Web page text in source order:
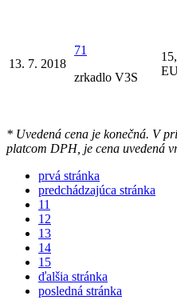
13. 7. 2018
71
zrkadlo V3S
* Uvedená cena je konečná. V
platcom DPH, je cena uvedená
prvá stránka
predchádzajúca stránka
11
12
13
14
15
ďalšia stránka
posledná stránka